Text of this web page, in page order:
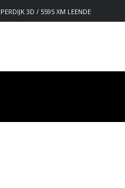
3D / 5595 XM LEENDE